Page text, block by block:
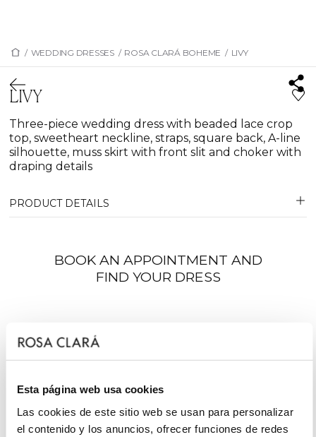
Esta página web usa cookies
Las cookies de este sitio web se usan para personalizar
el contenido y los anuncios, ofrecer funciones de redes
/ WEDDING DRESSES / ROSA CLARÁ BOHEME / LIVY
LIVY
Three-piece wedding dress with beaded lace crop
top, sweetheart neckline, straps, square back, A-line
silhouette, muss skirt with front slit and choker with
draping details
PRODUCT DETAILS
BOOK AN APPOINTMENT AND
FIND YOUR DRESS